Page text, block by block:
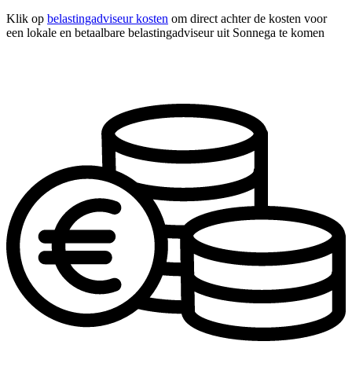
Klik op belastingadviseur kosten om direct achter de kosten voor
een lokale en betaalbare belastingadviseur uit Sonnega te komen